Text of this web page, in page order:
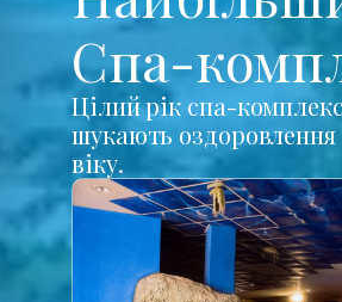
Спа-
Цілий рік спа-
шукають оздоровлення
віку.